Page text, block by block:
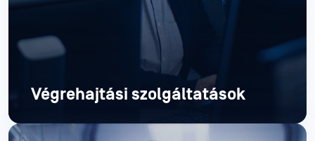
Végrehajtási szolgáltatások